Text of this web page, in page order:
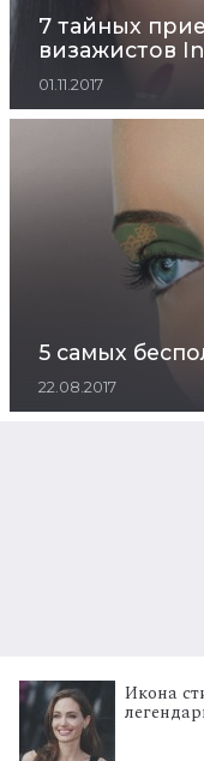
7 тайных
визажистов
01.11.2017
5 самых
22.08.2017
Икона